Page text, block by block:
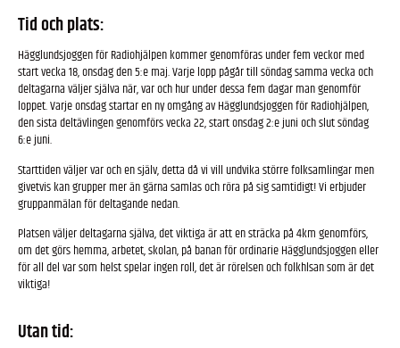
Tid och plats:
Hägglundsjoggen för Radiohjälpen kommer genomföras under fem veckor med
start vecka 18, onsdag den 5:e maj. Varje lopp pågår till söndag samma vecka och
deltagarna väljer själva när, var och hur under dessa fem dagar man genomför
loppet. Varje onsdag startar en ny omgång av Hägglundsjoggen för Radiohjälpen,
den sista deltävlingen genomförs vecka 22, start onsdag 2:e juni och slut söndag
6:e juni.
Starttiden väljer var och en själv, detta då vi vill undvika större folksamlingar men
givetvis kan grupper mer än gärna samlas och röra på sig samtidigt! Vi erbjuder
gruppanmälan för deltagande nedan.
Platsen väljer deltagarna själva, det viktiga är att en sträcka på 4km genomförs,
om det görs hemma, arbetet, skolan, på banan för ordinarie Hägglundsjoggen eller
för all del var som helst spelar ingen roll, det är rörelsen och folkhlsan som är det
viktiga!
Utan tid: